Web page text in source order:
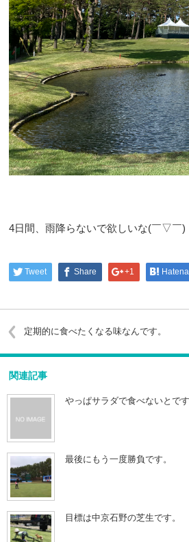
4日間、雨降らないで欲しいな(￣▽￣)
Tweet Share +1 Hatena
定期的に食べたくなる味なんです。
関連記事
やっぱサラダで食べないとです
最後にもう一度勝負です。
目標は中京石野の芝生です。